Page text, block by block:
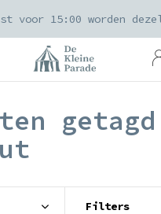
Filters